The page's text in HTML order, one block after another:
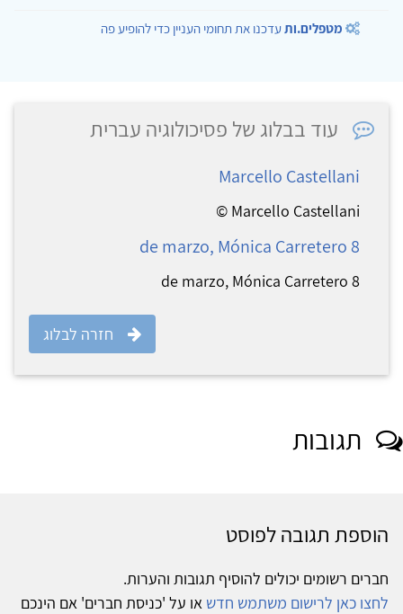
מטפלים.ותעדכנו את תחומי העניין כדי להופיע פה
עוד בבלוג של פסיכולוגיה עברית
Marcello Castellani
Marcello Castellani ©
8 de marzo, Mónica Carretero
8 de marzo, Mónica Carretero
חזרה לבלוג
תגובות
הוספת תגובה לפוסט
חברים רשומים יכולים להוסיף תגובות והערות.
לחצו כאן לרישום משתמש חדש או על 'כניסת חברים' אם הינכם